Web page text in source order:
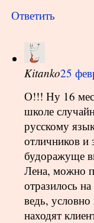
Ответить
Kitanko25
О!!! Ну 16
школе
русскому
отличников и
будоражуще
Лена, можно
отразилось
ведь, условно
находят